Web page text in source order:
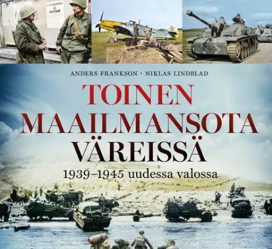
Tarkista myymäläsaatavuus
Tuotekuvaus
Upean historiateoksen värikuvat tuovat toisen maailmansodan
aiempaa lähemmäksi. Toinen maailmansota on totuttu näkemään
mustavalkoisena, mutta värikuvat sotanäyttämöiltä Normandiasta
Karjalankannakselle ja Pearl Harborista Pohjois-Afrikkaan
muuttavat sen, kuinka katsomme historiaa. Sotilaiden asepuvut
saavat oikeat sävyt, tankkien ruosteläiskät nousevat esiin.Näyttävä
tietokirja esittelee Ranskan salamasodan, operaatio Barbarossan,
Tyynenmeren laivastosodan, Saharan aavikkotaistelut sekä ratkaisun
hetket Stalingradissa, Normandiassa ja Iwo Jimalla 150 väritetyn
valokuvan ja tapahtumia kuvaavien kertomusten kautta. Yksi kirjan
kohokohdista on Talin–Ihantalan taistelu Kannaksella 1944.